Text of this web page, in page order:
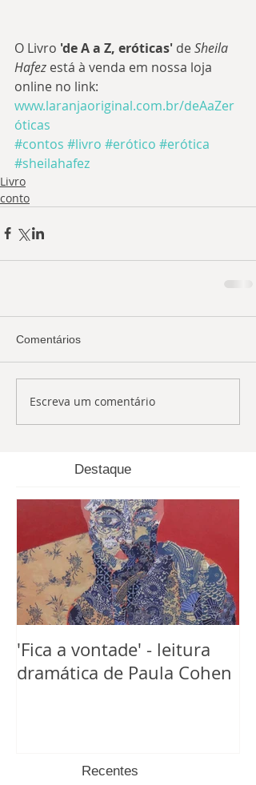
O Livro 'de A a Z, eróticas' de Sheila
Hafez está à venda em nossa loja
online no link:
www.laranjaoriginal.com.br/deAaZer
óticas
#contos #livro #erótico #erótica
#sheilahafez
Livro
conto
Comentários
Escreva um comentário
Destaque
'Fica a vontade' - leitura
dramática de Paula Cohen
Recentes